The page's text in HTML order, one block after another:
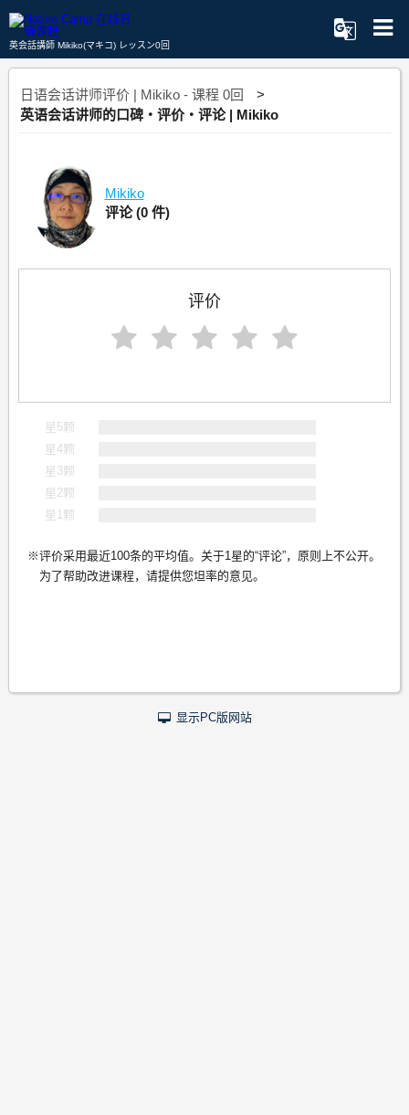
英会話講師 Mikiko(マキコ) レッスン0回
日语会话讲师评价 | Mikiko - 课程 0回
英语会话讲师的口碑・评价・评论 | Mikiko
Mikiko
评论(0 件)
评价
星5颗
星4颗
星3颗
星2颗
星1颗
评价采用最近100条的平均值。关于1星的“评论”，原则上不公开。
为了帮助改进课程，请提供您坦率的意见。
显示PC版网站